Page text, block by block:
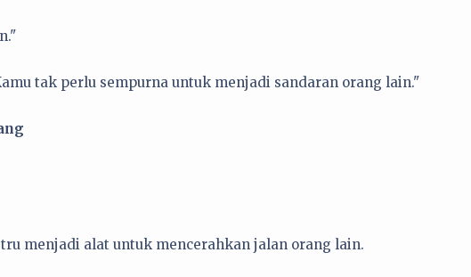
tak perlu sempurna untuk menjadi sandaran orang lain."
menjadi alat untuk mencerahkan jalan orang lain.